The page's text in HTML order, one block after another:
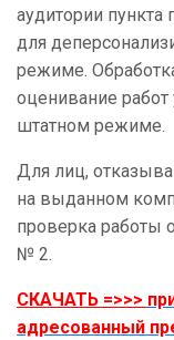
аудитории пункта
для
режиме.
оценивание работ
штатном режиме.
Для лиц,
на выданном
проверка работы
№ 2.
СКАЧАТЬ =>>>
адресованный